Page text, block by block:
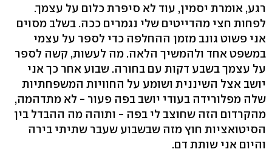
רגע, אומרת יסמין, עוד לא סיפרת כלום על עצמך.
לפחות חצי מהדייטים שלי נגמרים ככה. בשלב מסוים
אני פשוט גונב מזמן ההחלפה כדי לספר על עצמי
במשפט אחד ולהמשיך הלאה. מה לעשות, קשה לספר
על עצמך בשבע דקות עם בחורה. שבוע אחר כך אני
יושב אצל השיננית ושומע על החוויות המשפחתיות
שלה מפלורידה בעודי יושב בפה פעור - לא מתדהמה,
מהקרדום הזה שחוצב לי בפה - ותוהה מה ההבדל בין
הסיטואציות חוץ מזה שבשבוע שעבר שתיתי בירה
והיום אני שותת דם.